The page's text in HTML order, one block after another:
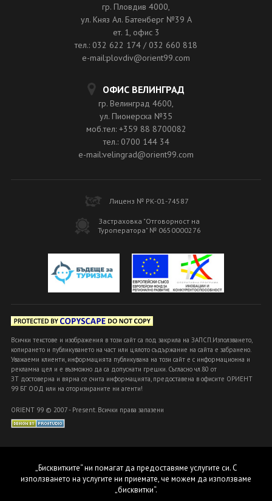
гр. Пловдив 4000,
ул. Княз Ал. Батенберг №39 A
ет. 1, офис 3
тел.: 032 622 174 / 032 660 818
e-mail:plovdiv@orient99.com
ОФИС ВЕЛИНГРАД
гр. Велинград 4600,
ул. Пионерска №35
моб.тел: +359 88 8700082
тел.: 0700 144 34
e-mail:velingrad@orient99.com
Лиценз № РК-01-74587
Застраховка "Отговорност на
Туроператора" № 0650000276
Всички текстове и изображения в този сайт са под закрила на ЗАПСП.Използването,
копирането и публикуването на част или цялото съдържание на сайта е забранено.
Уважаеми клиенти, информацията публикувана на този сайт е с информационна и
рекламна цел и е възможно да са допуснати грешки. Съгласно чл.80 от
ЗТ достоверна и вярна се счита информацията, предоставена в офисите ОРИЕНТ
99 БГ ООД или на оторизираните ни агенти!
ORIENT 99 © 2007 - Present. Всички права запазени
„Бисквитките“ ни помагат да предоставяме услугите си. С
използването на услугите ни приемате, че можем да използваме
„бисквитки“.